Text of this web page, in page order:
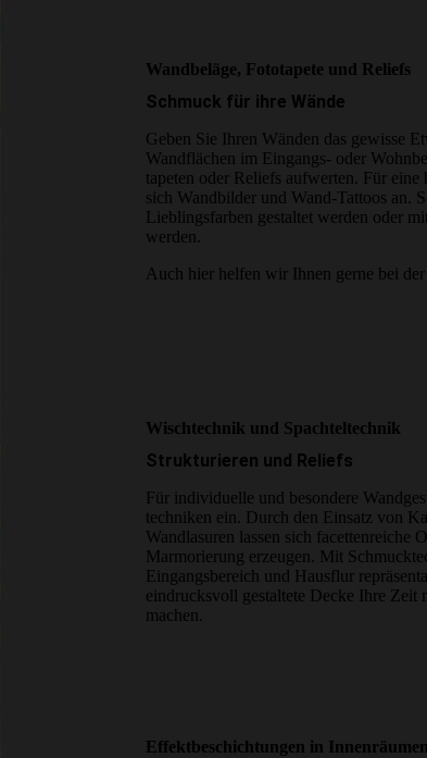
Wandbeläge, Fototapete und Reliefs
Schmuck für ihre Wände
Geben Sie Ihren Wänden das gewisse
Wandflächen im Eingangs- oder
tapeten oder Reliefs aufwerten. Für eine
sich Wandbilder und Wand-Tattoos an.
Lieblingsfarben gestaltet werden oder
werden.
Auch hier helfen wir Ihnen gerne bei
Wischtechnik und Spachtel­technik
Strukturieren und Reliefs
Für individuelle und besondere
techniken ein. Durch den Einsatz von
Wandlasuren lassen sich facetten­reiche
Marmorierung erzeugen. Mit
Eingangs­bereich und Hausflur
eindrucksvoll gestaltete Decke Ihre
machen.
Effekt­beschich­tungen in Innen­räumen